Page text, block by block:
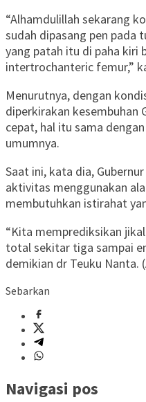
“Alhamdulillah sekarang
sudah dipasang pen pada
yang patah itu di paha kiri
intertrochanteric femur,”
Menurutnya, dengan
diperkirakan kesembuhan
cepat, hal itu sama
umumnya.
Saat ini, kata dia,
aktivitas menggunakan
membutuhkan istirahat
“Kita memprediksikan
total sekitar tiga sampai
demikian dr Teuku Nanta.
Sebarkan
Navigasi pos